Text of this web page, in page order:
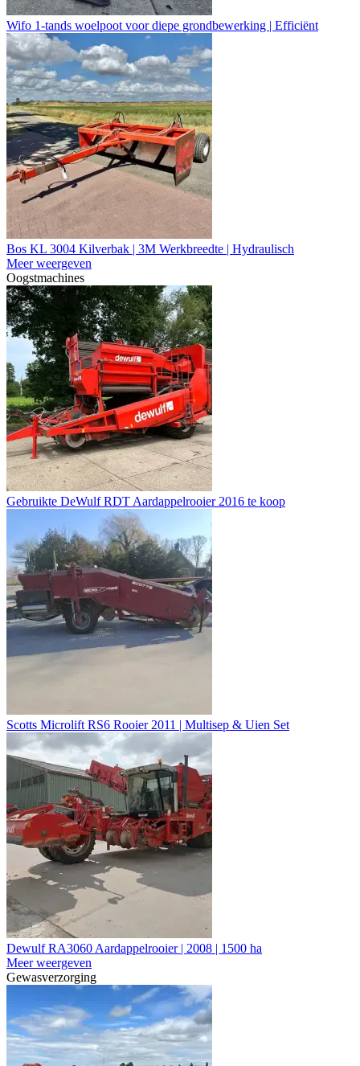
Wifo 1-tands woelpoot voor diepe grondbewerking | Efficiënt
Bos KL 3004 Kilverbak | 3M Werkbreedte | Hydraulisch
Meer weergeven
Oogstmachines
Gebruikte DeWulf RDT Aardappelrooier 2016 te koop
Scotts Microlift RS6 Rooier 2011 | Multisep & Uien Set
Dewulf RA3060 Aardappelrooier | 2008 | 1500 ha
Meer weergeven
Gewasverzorging